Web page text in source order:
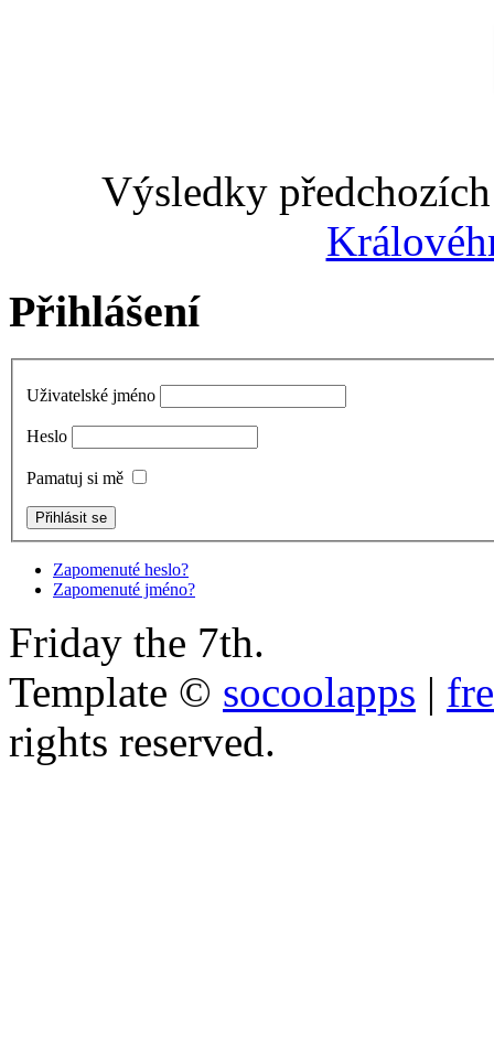
Výsledky
Přihlášení
Uživatelské jméno
Heslo
Pamatuj si mě
Zapomenuté heslo?
Zapomenuté jméno?
Friday the 7th.
Template © socoolapps |
rights reserved.